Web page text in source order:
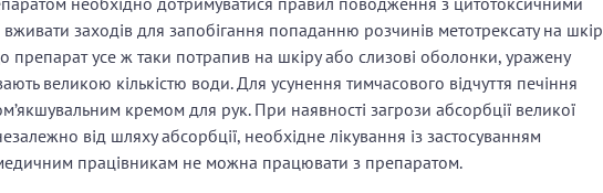
заходів для запобігання попаданню розчинів метотрексату на
препарат усе ж таки потрапив на шкіру або слизові оболонки, уражену
великою кількістю води. Для усунення тимчасового відчуття печіння
кремом для рук. При наявності загрози абсорбції великої
від шляху абсорбції, необхідне лікування із застосуванням
працівникам не можна працювати з препаратом.